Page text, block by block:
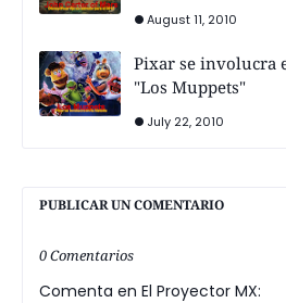
August 11, 2010
Pixar se involucra
"Los Muppets"
July 22, 2010
PUBLICAR UN COMENTARIO
0 Comentarios
Comenta en El Proyector MX: